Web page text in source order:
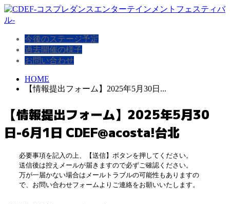
今後のステージ予定
過去開催の様子
お問い合わせ
HOME
【情報提出フォーム】2025年5月30日...
【情報提出フォーム】2025年5月30
日-6月1日 CDEF@acosta!台北
必要事項を記入の上、【送信】ボタンを押してください。
送信後は控えメールが届きますので必ずご確認ください。
万が一届かない場合はメールトラブルの可能性もありますの
で、お問い合わせフォームよりご連絡をお願いいたします。